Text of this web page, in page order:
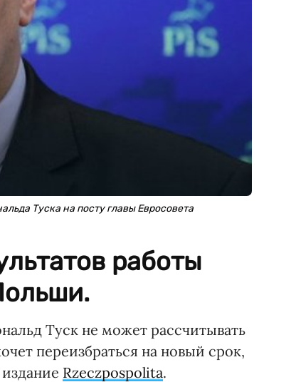
Туска на посту главы Евросовета
работы
Туск не может рассчитывать
переизбраться на новый срок,
Rzeczpospolita.